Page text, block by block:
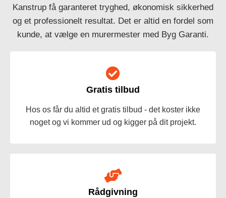
Kanstrup få garanteret tryghed, økonomisk sikkerhed
og et professionelt resultat. Det er altid en fordel som
kunde, at vælge en murermester med Byg Garanti.
Gratis tilbud
Hos os får du altid et gratis tilbud - det koster ikke
noget og vi kommer ud og kigger på dit projekt.
Rådgivning